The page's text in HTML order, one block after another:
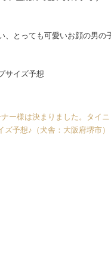
とっても可愛いお顔の男の
サイズ予想
ー様は決まりました。タイニ
ズ予想♪（犬舎：大阪府堺市）